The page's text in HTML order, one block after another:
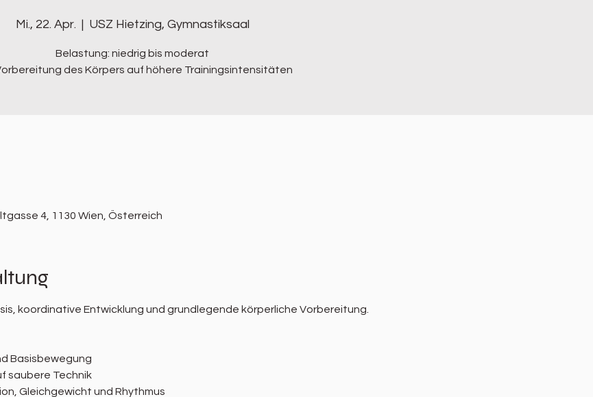
Mi., 22. Apr.
  |
USZ Hietzing, Gymnastiksaal
Belastung: niedrig bis moderat
des Körpers auf höhere Trainingsintensitäten
4, 1130 Wien, Österreich
koordinative Entwicklung und grundlegende körperliche Vorbereitung.
Basisbewegung
saubere Technik
Gleichgewicht und Rhythmus